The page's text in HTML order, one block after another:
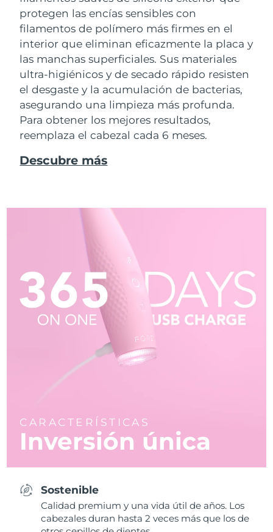
protegen las encías sensibles con
filamentos de polímero más firmes en el
interior que eliminan eficazmente la placa y
las manchas superficiales. Sus materiales
ultra-higiénicos y de secado rápido resisten
el desgaste y la acumulación de bacterias,
asegurando una limpieza más profunda.
Para obtener los mejores resultados,
reemplaza el cabezal cada 6 meses.
Descubre más
CARACTERÍSTICAS
Inversión única
Sostenible
Calidad premium y una vida útil de años. Los
cabezales duran hasta 2 veces más que los de